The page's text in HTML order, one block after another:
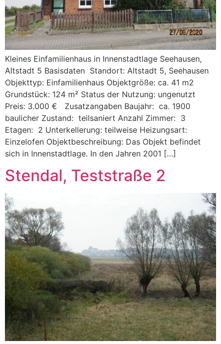
Kleines Einfamilienhaus in Innenstadtlage Seehausen,
Altstadt 5 Basisdaten Standort: Altstadt 5, Seehausen
Objekttyp: Einfamilienhaus Objektgröße: ca. 41 m2
Grundstück: 124 m² Status der Nutzung: ungenutzt
Preis: 3.000 € Zusatzangaben Baujahr: ca. 1900
baulicher Zustand: teilsaniert Anzahl Zimmer: 3
Etagen: 2 Unterkellerung: teilweise Heizungsart:
Einzelofen Objektbeschreibung: Das Objekt befindet
sich in Innenstadtlage. In den Jahren 2001 […]
Stendal, Teststraße 2